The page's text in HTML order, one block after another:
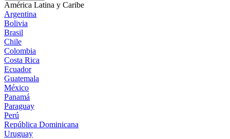
América Latina y Caribe
Argentina
Bolivia
Brasil
Chile
Colombia
Costa Rica
Ecuador
Guatemala
México
Panamá
Paraguay
Perú
República Dominicana
Uruguay